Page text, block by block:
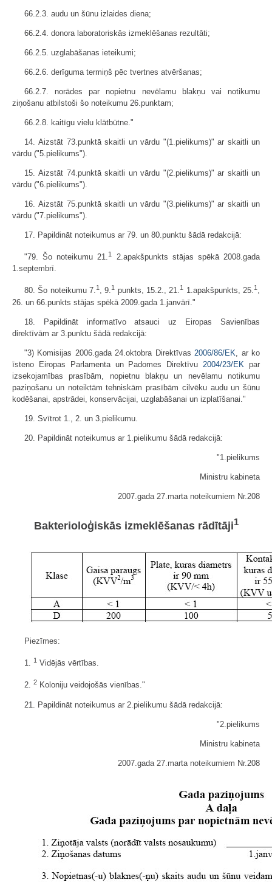
66.2.3. audu un šūnu izlaides diena;
66.2.4. donora laboratoriskās izmeklēšanas rezultāti;
66.2.5. uzglabāšanas ieteikumi;
66.2.6. derīguma termiņš pēc tvertnes atvēršanas;
66.2.7. norādes par nopietnu nevēlamu blakņu vai notikumu
ziņošanu atbilstoši šo noteikumu 26.punktam;
66.2.8. kaitīgu vielu klātbūtne."
14. Aizstāt 73.punktā skaitli un vārdu "(1.pielikums)" ar skaitli un
vārdu ("5.pielikums").
15. Aizstāt 74.punktā skaitli un vārdu "(2.pielikums)" ar skaitli un
vārdu ("6.pielikums").
16. Aizstāt 75.punktā skaitli un vārdu "(3.pielikums)" ar skaitli un
vārdu ("7.pielikums").
17. Papildināt noteikumus ar 79. un 80.punktu šādā redakcijā:
"79. Šo noteikumu 21.1
2.apakšpunkts stājas spēkā 2008.gada
1.septem­brī.
80. Šo noteikumu 7.1, 9.1 punkts, 15.2., 21.1 1.apakšpunkts, 25.1,
26. un 66.punkts stājas spēkā 2009.gada 1.janvārī."
18. Papildināt informatīvo atsauci uz Eiropas Savienības
direktīvām ar 3.punktu šādā redakcijā:
"3) Komisijas 2006.gada 24.oktobra Direktīvas 2006/86/EK , ar ko
īsteno Eiropas Parlamenta un Padomes Direktīvu 2004/23/EK par
izsekojamības prasībām, nopietnu blakņu un nevēlamu notikumu
paziņošanu un noteiktām tehniskām prasībām cilvēku audu un šūnu
kodēšanai, apstrādei, konservācijai, uzglabāšanai un izplatīšanai."
19. Svītrot 1., 2. un 3.pielikumu.
20. Papildināt noteikumus ar 1.pielikumu šādā redakcijā:
"1.pielikums
Ministru kabineta
2007.gada 27.marta noteikumiem Nr.208
Bakterioloģiskās izmeklēšanas rādītāji1
Piezīmes:
1. 1 Vidējās vērtības.
2. 2 Koloniju veidojošās vienības."
21. Papildināt noteikumus ar 2.pielikumu šādā redakcijā:
"2.pielikums
Ministru kabineta
2007.gada 27.marta noteikumiem Nr.208